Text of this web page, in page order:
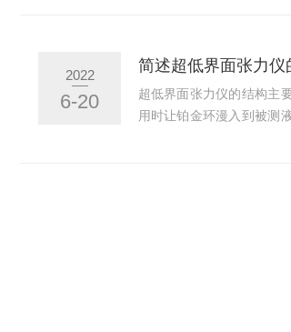
是通过发射激光来扫描被
度的测量优势。该仪器使
2022
6-20
简述超低界面张力
超低界面张力仪的结构主
用时让铂金环漫入到被测
面张力仪测量结构的重要